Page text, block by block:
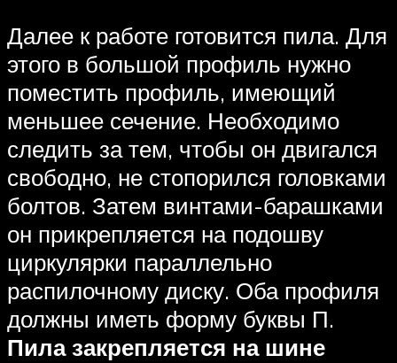
Далее к работе готовится пила. Для
этого в большой профиль нужно
поместить профиль, имеющий
меньшее сечение. Необходимо
следить за тем, чтобы он двигался
свободно, не стопорился головками
болтов. Затем винтами-барашками
он прикрепляется на подошву
циркулярки параллельно
распилочному диску. Оба профиля
должны иметь форму буквы П.
Пила закрепляется на шине